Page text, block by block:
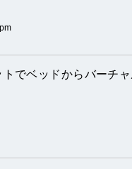
でベッドからバーチ